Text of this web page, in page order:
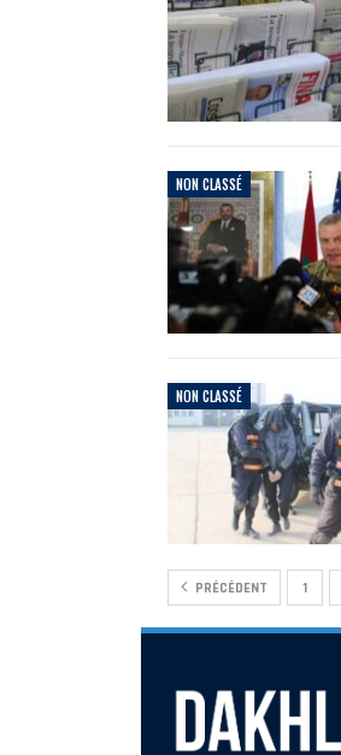
NON CLASSÉ
NON CLASSÉ
PRÉCÉDENT 1